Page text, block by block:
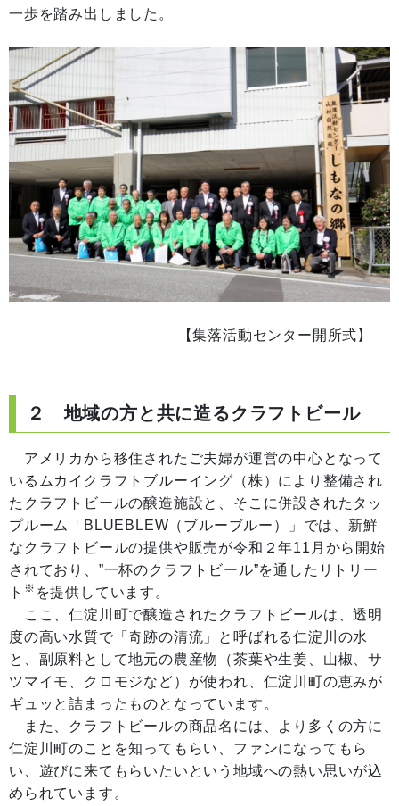
一歩を踏み出しました。
【集落活動センター開所式】
２ 地域の方と共に造るクラフトビール
アメリカから移住されたご夫婦が運営の中心となって
いるムカイクラフトブルーイング（株）により整備され
たクラフトビールの醸造施設と、そこに併設されたタッ
プルーム「BLUEBLEW（ブルーブルー）」では、新鮮
なクラフトビールの提供や販売が令和２年11月から開始
されており、”一杯のクラフトビール”を通したリトリー
ト ※ を提供しています。
ここ、仁淀川町で醸造されたクラフトビールは、透明
度の高い水質で「奇跡の清流」と呼ばれる仁淀川の水
と、副原料として地元の農産物（茶葉や生姜、山椒、サ
ツマイモ、クロモジなど）が使われ、仁淀川町の恵みが
ギュッと詰まったものとなっています。
また、クラフトビールの商品名には、より多くの方に
仁淀川町のことを知ってもらい、ファンになってもら
い、遊びに来てもらいたいという地域への熱い思いが込
められています。